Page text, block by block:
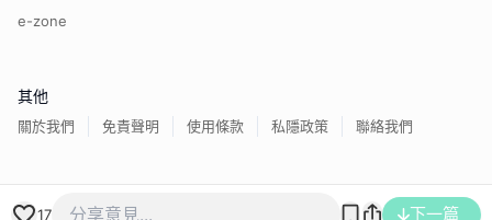
17 下一篇
e-zone
其他
關於我們 免責聲明 使用條款 私隱政策 聯絡我們
香港經濟日報版權所有©